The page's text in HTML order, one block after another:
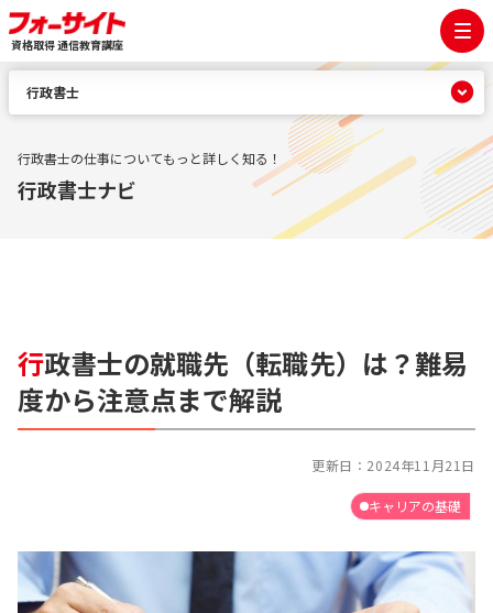
資格取得 通信教育講座
行政書士の仕事についてもっと詳しく知る！
行政書士ナビ
行政書士の就職先（転職先）は？難易
度から注意点まで解説
更新日： 2024年11月21日
キャリアの基礎
行政書士